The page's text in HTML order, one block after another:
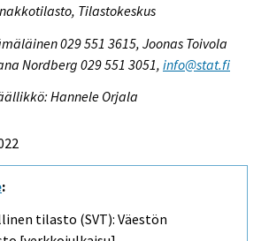
Tilastokeskus
029 551 3615, Joonas Toivola
Nordberg 029 551 3051, info@stat.fi
Hannele Orjala
:
tilasto (SVT): Väestön